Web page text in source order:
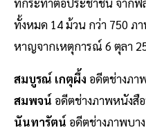
ทั้งหมด 14 ม้วน กว่า 750 ภ
หาญจากเหตุการณ์ 6 ตุลา
สมบูรณ์ เกตุผึ้ง อดีตช่างภา
สมพจน์ อดีตช่างภาพหนังสื
นันทารัตน์ อดีตช่างภาพบา